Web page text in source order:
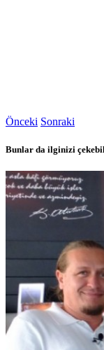
Önceki Sonraki
Bunlar da ilginizi